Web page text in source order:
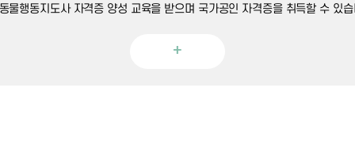
물행동지도사 자격증 양성 교육을 받으며 국가공인 자격증을 취득할 수 있
+